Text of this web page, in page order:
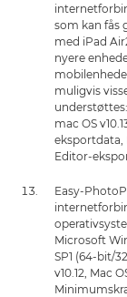
som kan fås
med iPad
nyere
muligvis
understøttes:
mac OS
eksportdata,
Editor-
Easy-
Microsoft
SP1 (64-bit/
v10.12, Mac